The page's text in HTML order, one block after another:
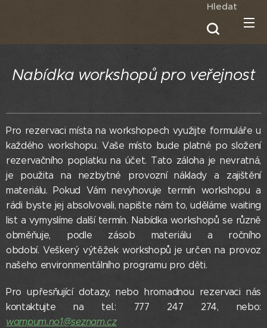
Hledat
Nabídka workshopů pro veřejnost
Pro rezervaci místa na workshopech využijte formuláře u
každého workshopu. Vaše místo bude platné po složení
rezervačního poplatku na účet. Tato záloha je nevratná,
je použita na nezbytné provozní náklady a zajištění
materiálu. Pokud Vám nevyhovuje termín workshopu a
rádi byste jej absolvovali, napište nám to, uděláme waiting
list a vymyslíme další termín. Nabídka workshopů se různě
obměňuje, podle zásob materiálu a ročního
období. Veškerý výtěžek workshopů je určen na provoz
našeho environmentálního programu pro děti.
Pro upřesňující dotazy, nebo hromadnou rezervaci nás
kontaktujte na tel.: 777 247 274, nebo:
wampum.no1@seznam.cz